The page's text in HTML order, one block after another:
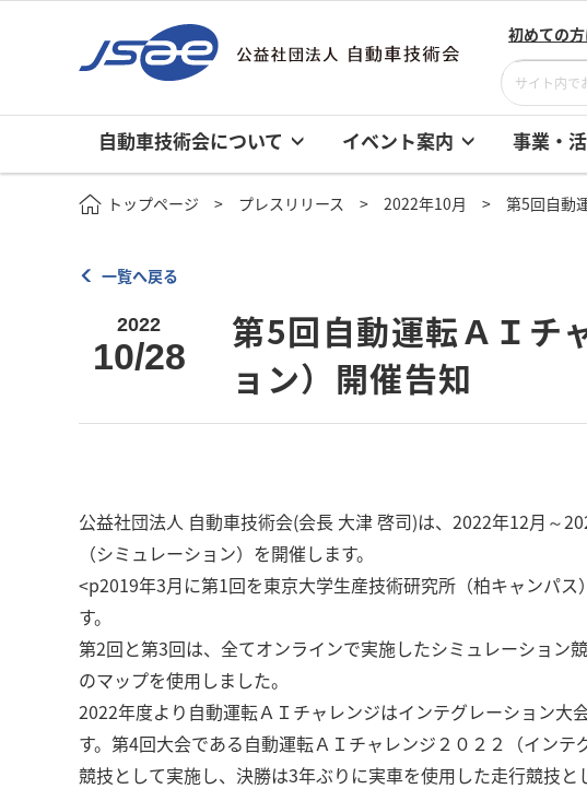
初めての
自動車技術会について イベント案内 事業・
トップページ プレスリリース 2022年10月 第5回自動
一覧へ戻る
第5回自動運転ＡＩチ
ョン）開催告知
2022
10/28
公益社団法人 自動車技術会(会長 大津 啓司)は、2022年12月～
（シミュレーション）を開催します。
<p2019年3月に第1回を東京大学生産技術研究所（柏キャンパ
す。
第2回と第3回は、全てオンラインで実施したシミュレーション
のマップを使用しました。
2022年度より自動運転ＡＩチャレンジはインテグレーション大
す。第4回大会である自動運転ＡＩチャレンジ２０２２（イン
競技として実施し、決勝は3年ぶりに実車を使用した走行競技と